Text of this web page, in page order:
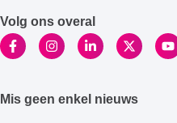
Volg ons overal
Mis geen enkel nieuws